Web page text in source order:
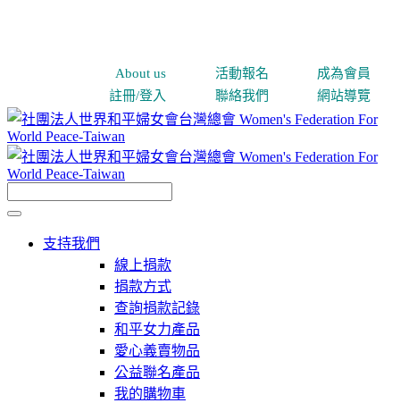
About us 活動報名
成為會員
註冊/登入
聯絡我們 網站導覽
支持我們
線上捐款
捐款方式
查詢捐款記錄
和平女力產品
愛心義賣物品
公益聯名產品
我的購物車